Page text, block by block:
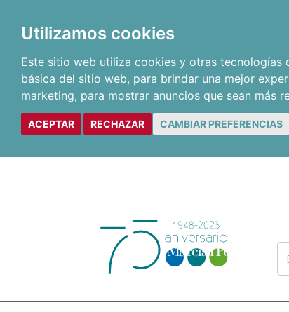
Utilizamos cookies
Este sitio web utiliza cookies y otras tecnologías
básica del sitio web, para brindar una mejor
marketing, para mostrar anuncios que sean más
ACEPTAR RECHAZAR CAMBIAR PREFERENCIAS